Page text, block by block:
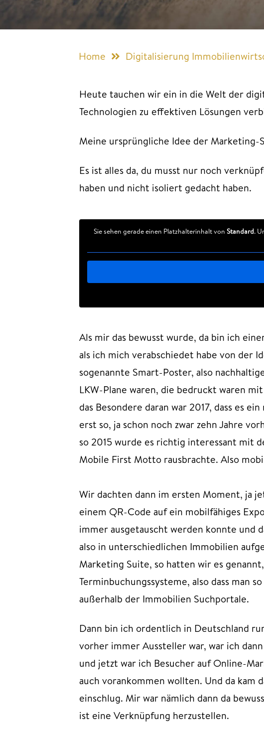
Home Digitalisierung
Heute tauchen wir ein in die Welt der
Technologien zu effektiven Lösungen
Meine ursprüngliche Idee der Marketing-
Es ist alles da, du musst nur noch
haben und nicht isoliert gedacht haben.
Sie sehen gerade einen Platzhalterinhalt von Standard.
Als mir das bewusst wurde, da bin ich
als ich mich verabschiedet habe von der
sogenannte Smart-Poster, also
LKW-Plane waren, die bedruckt waren
das Besondere daran war 2017, dass es
erst so, ja schon noch zwar zehn Jahre
so 2015 wurde es richtig interessant mit
Mobile First Motto rausbrachte. Also
Wir dachten dann im ersten Moment, ja
einem QR-Code auf ein mobilfähiges
immer ausgetauscht werden konnte und
also in unterschiedlichen Immobilien
Marketing Suite, so hatten wir es
Terminbuchungssysteme, also dass man
außerhalb der Immobilien Suchportale.
Dann bin ich ordentlich in Deutschland
vorher immer Aussteller war, war ich
und jetzt war ich Besucher auf Online-
auch vorankommen wollten. Und da kam
einschlug. Mir war nämlich dann da
ist eine Verknüpfung herzustellen.